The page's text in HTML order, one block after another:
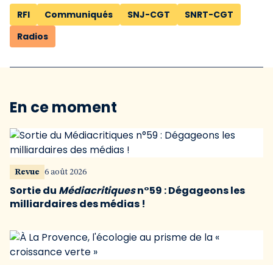
RFI Communiqués SNJ-CGT
SNRT-CGT
Radios
En ce moment
Revue 6 août 2026
Sortie du Médiacritiquesn°59 : Dégageons les
milliardaires des médias !